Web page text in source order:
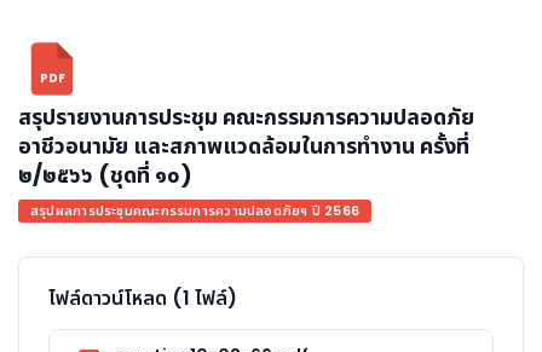
PDF
สรุปรายงานการประชุม คณะกรรมการความปลอดภัย
อาชีวอนามัย และสภาพแวดล้อมในการทำงาน ครั้งที่
๒/๒๕๖๖ (ชุดที่ ๑๐)
สรุปผลการประชุมคณะกรรมการความปลอดภัยฯ ปี 2566
ไฟล์ดาวน์โหลด (1 ไฟล์)